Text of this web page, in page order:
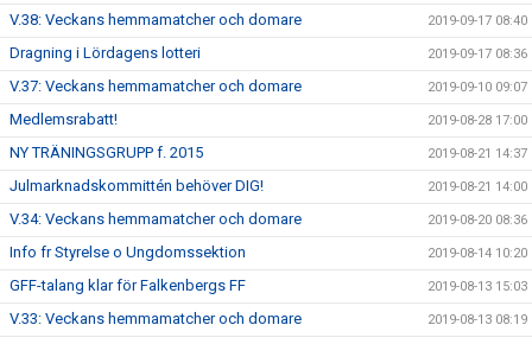
V.38: Veckans hemmamatcher och domare 2019-09-17 08:40
Dragning i Lördagens lotteri 2019-09-17 08:36
V.37: Veckans hemmamatcher och domare 2019-09-10 09:07
Medlemsrabatt! 2019-08-28 17:00
NY TRÄNINGSGRUPP f. 2015 2019-08-21 14:37
Julmarknadskommittén behöver DIG! 2019-08-21 14:00
V.34: Veckans hemmamatcher och domare 2019-08-20 08:36
Info fr Styrelse o Ungdomssektion 2019-08-14 10:20
GFF-talang klar för Falkenbergs FF 2019-08-13 15:03
V.33: Veckans hemmamatcher och domare 2019-08-13 08:19